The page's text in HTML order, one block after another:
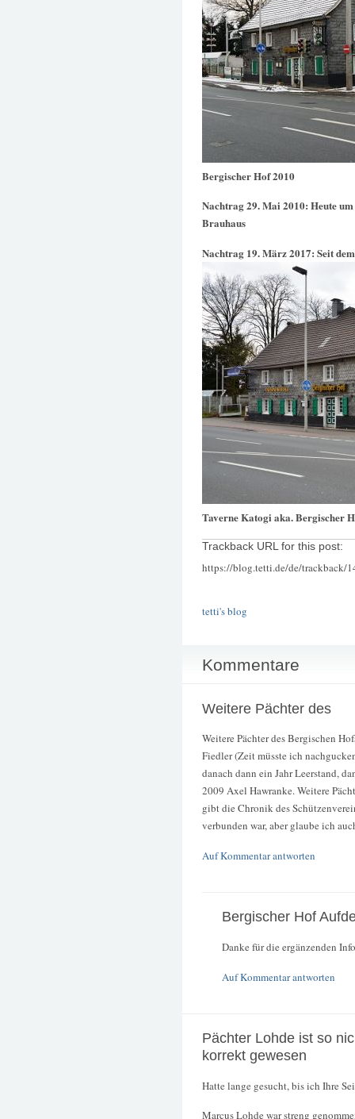
Bergischer Hof 2010
Nachtrag 29. Mai 2010: Heute um
Brauhaus
Nachtrag 19. März 2017: Seit
Taverne Katogi aka. Bergischer
Trackback URL for this post:
https://blog.tetti.de/de/trackback/
tetti's blog
Kommentare
Weitere Pächter des
Weitere Pächter des Bergischen
Fiedler (Zeit müsste ich
danach dann ein Jahr Leerstand,
2009 Axel Hawranke. Weitere
gibt die Chronik des
verbunden war, aber glaube ich
Auf Kommentar antworten
Bergischer Hof
Danke für die ergänzenden
Auf Kommentar antworten
Pächter Lohde ist so
korrekt gewesen
Hatte lange gesucht, bis ich Ihre
Marcus Lohde war streng